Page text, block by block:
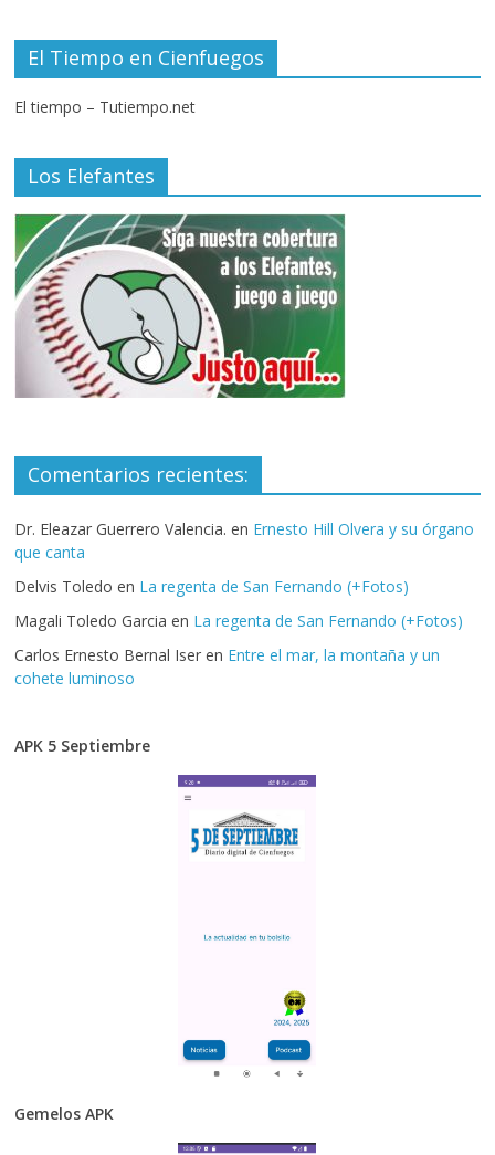
El Tiempo en Cienfuegos
El tiempo – Tutiempo.net
Los Elefantes
Comentarios recientes:
Dr. Eleazar Guerrero Valencia. en Ernesto Hill Olvera y su órgano
que canta
Delvis Toledo en La regenta de San Fernando (+Fotos)
Magali Toledo Garcia en La regenta de San Fernando (+Fotos)
Carlos Ernesto Bernal Iser en Entre el mar, la montaña y un
cohete luminoso
APK 5 Septiembre
Gemelos APK